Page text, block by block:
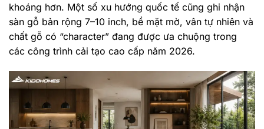
khoáng hơn. Một số xu hướng quốc tế cũng ghi nhận
sàn gỗ bản rộng 7–10 inch, bề mặt mờ, vân tự nhiên và
chất gỗ có “character” đang được ưa chuộng trong
các công trình cải tạo cao cấp năm 2026.